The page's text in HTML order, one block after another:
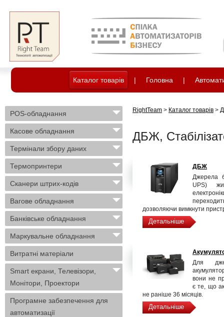
Каталог товарів | Головна |
POS-обладнання
Касове обладнання
Термінали збору даних
Термопринтери
Сканери штрих-кодів
Вагове обладнання
Банківське обладнання
Маркувальне обладнання
Витратні матеріали
Smart екрани, Телевізори,
Монітори, Проектори
Програмне забезпечення для
автоматизації
RightTeam > Каталог товарів >
ДБЖ,
ДБЖ
Джерела
UPS)
дозволяючи вимкнути
Детальніше
Для
вони не
є те, що
не раніше 36 місяців.
Детальніше